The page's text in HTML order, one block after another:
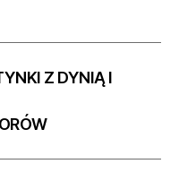
Z DYNIĄ I